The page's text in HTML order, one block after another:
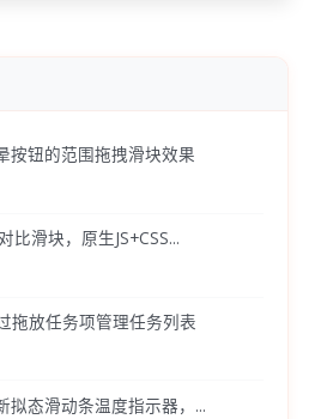
按钮的范围拖拽滑块效果
比滑块，原生JS+CSS...
拖放任务项管理任务列表
拟态滑动条温度指示器，...